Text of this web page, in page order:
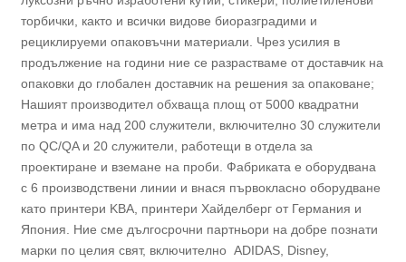
торбички, както и всички видове биоразградими и
рециклируеми опаковъчни материали. Чрез усилия в
продължение на години ние се разрастваме от доставчик на
опаковки до глобален доставчик на решения за опаковане;
Нашият производител обхваща площ от 5000 квадратни
метра и има над 200 служители, включително 30 служители
по QC/QA и 20 служители, работещи в отдела за
проектиране и вземане на проби. Фабриката е оборудвана
с 6 производствени линии и внася първокласно оборудване
като принтери KBA, принтери Хайделберг от Германия и
Япония. Ние сме дългосрочни партньори на добре познати
марки по целия свят, включително ADIDAS, Disney,